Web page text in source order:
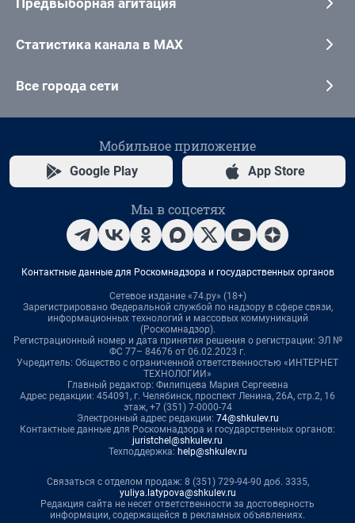
Статистика канала в MAX
Все города сети
Мобильное приложение
Google Play App Store
Мы в соцсетях
Контактные данные для Роскомнадзора и государственных органов
Сетевое издание «74.ру» (18+)
Зарегистрировано Федеральной службой по надзору в сфере связи,
информационных технологий и массовых коммуникаций
(Роскомнадзор).
Регистрационный номер и дата принятия решения о регистрации: ЭЛ №
ФС 77– 84676 от 06.02.2023 г.
Учредитель: Общество с ограниченной ответственностью «ИНТЕРНЕТ
ТЕХНОЛОГИИ»
Главный редактор: Филипцева Мария Сергеевна
Адрес редакции: 454091, г. Челябинск, проспект Ленина, 26А, стр.2, 16
этаж, +7 (351) 7-0000-74
Электронный адрес редакции: 74@shkulev.ru
Контактные данные для Роскомнадзора и государственных органов:
juristchel@shkulev.ru
Техподдержка: help@shkulev.ru
Связаться с отделом продаж: 8 (351) 729-94-90 доб. 3335,
yuliya.latypova@shkulev.ru
Редакция сайта не несет ответственности за достоверность
информации, содержащейся в рекламных объявлениях.